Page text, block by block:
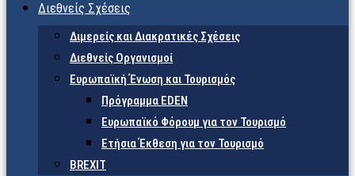
Διεθνείς Σχέσεις
Διμερείς και Διακρατικές Σχέσεις
Διεθνείς Οργανισμοί
Ευρωπαϊκή Ένωση και Τουρισμός
Πρόγραμμα EDEN
Ευρωπαϊκό Φόρουμ για τον Τουρισμό
Ετήσια Έκθεση για τον Τουρισμό
BREXIT